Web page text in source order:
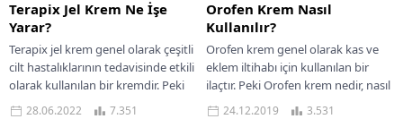
Terapix Jel Krem Ne İşe
Yarar?
Terapix jel krem genel olarak çeşitli
cilt hastalıklarının tedavisinde etkili
olarak kullanılan bir kremdir. Peki
Terapix jel nedir, nasıl kullanılır,...
28.06.2022 7.351
Orofen Krem Nasıl
Kullanılır?
Orofen krem genel olarak kas ve
eklem iltihabı için kullanılan bir
ilaçtır. Peki Orofen krem nedir, nasıl
kullanılır, yan etkileri...
24.12.2019 3.531